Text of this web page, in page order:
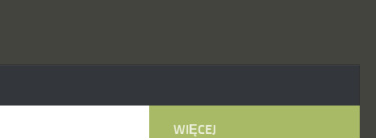
WIĘCEJ